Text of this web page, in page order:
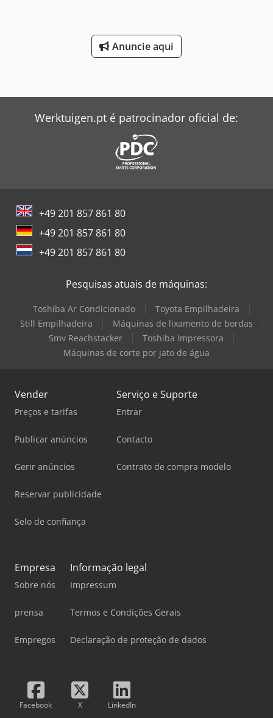
Anuncie aqui
Werktuigen.pt é patrocinador oficial de:
+49 201 857 861 80
+49 201 857 861 80
+49 201 857 861 80
Pesquisas atuais de máquinas:
Toshiba Ar Condicionado
Toyota Empilhadeira
Still Empilhadeira
Máquinas de lixamento de bordas
Smv Reachstacker
Toshiba Impressora
Máquinas de corte por jato de água
Vender
Preços e tarifas
Publicar anúncios
Gerir anúncios
Reservar publicidade
Selo de confiança
Serviço e Suporte
Entrar
Contacto
Contrato de compra modelo
Empresa
Sobre nós
prensa
Empregos
Informação legal
Impressum
Termos e Condições Gerais
Declaração de proteção de dados
Facebook X LinkedIn